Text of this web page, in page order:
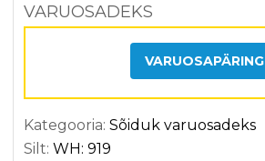
VARUOSADEKS
VARUOSAPÄRING
Kategooria: Sõiduk varuosadeks
Silt: WH: 919